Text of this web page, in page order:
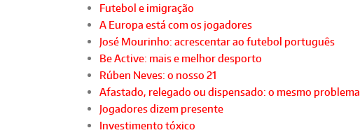
Futebol e imigração
A Europa está com os jogadores
José Mourinho: acrescentar ao futebol português
Be Active: mais e melhor desporto
Rúben Neves: o nosso 21
Afastado, relegado ou dispensado: o mesmo problema
Jogadores dizem presente
Investimento tóxico